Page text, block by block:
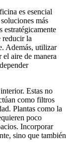
es esencial
más
estratégicamente
reducir la
Además, utilizar
aire de manera
Estas no
como filtros
Plantas como la
poco
Incorporar
sino que también